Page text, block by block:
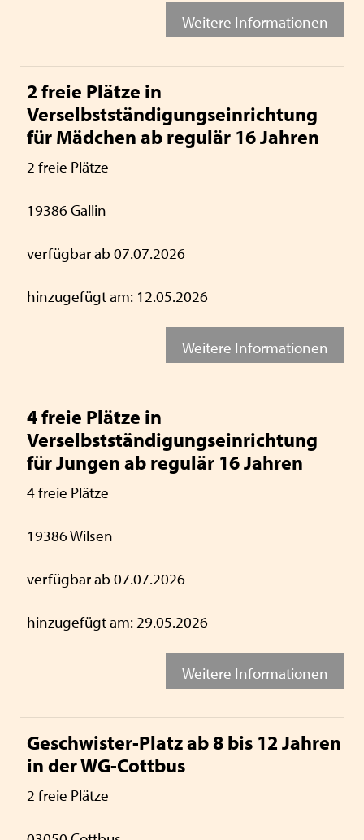
Weitere Informationen
2 freie Plätze in
Verselbstständigungseinrichtung
für Mädchen ab regulär 16 Jahren
2 freie Plätze
19386 Gallin
verfügbar ab 07.07.2026
hinzugefügt am: 12.05.2026
Weitere Informationen
4 freie Plätze in
Verselbstständigungseinrichtung
für Jungen ab regulär 16 Jahren
4 freie Plätze
19386 Wilsen
verfügbar ab 07.07.2026
hinzugefügt am: 29.05.2026
Weitere Informationen
Geschwister-Platz ab 8 bis 12 Jahren
in der WG-Cottbus
2 freie Plätze